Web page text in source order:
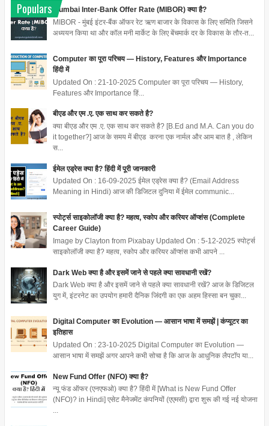
Populars
Mumbai Inter-Bank Offer Rate (MIBOR) क्या है?
MIBOR - मुंबई इंटर-बैंक ऑफर रेट ऋण बाजार के विकास के लिए समिति जिसने
अध्ययन किया था और कॉल मनी मार्केट के लिए बेंचमार्क दर के विकास के तौर-त...
Computer का पूरा परिचय — History, Features और Importance
हिंदी में
Updated On : 21-10-2025 Computer का पूरा परिचय — History,
Features और Importance हिं...
बीएड और एम .ए. एक साथ कर सकते है?
क्या बीएड और एम .ए. एक साथ कर सकते है? [B.Ed and M.A. Can you do
it together?] आज के समय में बीएड करना एक नार्मल और आम बात है , लेकिन
स...
ईमेल एड्रेस क्या है? हिंदी में पूरी जानकारी
Updated On : 16-09-2025 ईमेल एड्रेस क्या है? (Email Address
Meaning in Hindi) आज की डिजिटल दुनिया में ईमेल communic...
स्पोर्ट्स साइकोलॉजी क्या है? महत्व, स्कोप और करियर ऑप्शंस (Complete
Career Guide)
Image by Clayton from Pixabay Updated On : 5-12-2025 स्पोर्ट्स
साइकोलॉजी क्या है? महत्व, स्कोप और करियर ऑप्शंस कभी आपने ...
Dark Web क्या है और इसमें जाने से पहले क्या सावधानी रखें?
Dark Web क्या है और इसमें जाने से पहले क्या सावधानी रखें? आज के डिजिटल
युग में, इंटरनेट का उपयोग हमारी दैनिक जिंदगी का एक अहम हिस्सा बन चुका...
Digital Computer का Evolution — आसान भाषा में समझें | कंप्यूटर का
इतिहास
Updated On : 23-10-2025 Digital Computer का Evolution —
आसान भाषा में समझें अगर आपने कभी सोचा है कि आज के आधुनिक लैपटॉप या...
New Fund Offer (NFO) क्या है?
न्यू फंड ऑफर (एनएफओ) क्या है? हिंदी में [What is New Fund Offer
(NFO)? in Hindi] एसेट मैनेजमेंट कंपनियों (एएमसी) द्वारा शुरू की गई नई योजना
...